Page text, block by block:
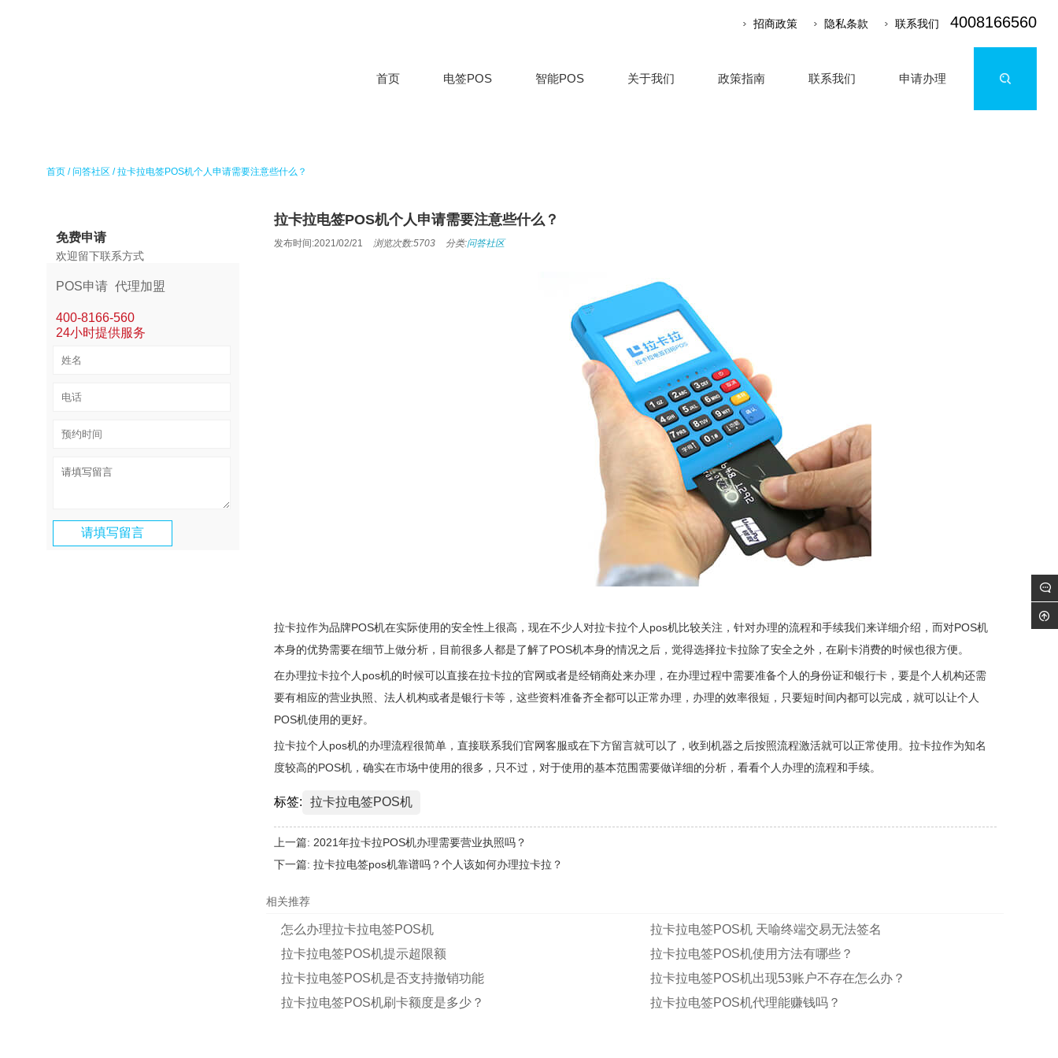
招商政策 隐私条款 联系我们 4008166560
首页 电签POS 智能POS 关于我们 政策指南 联系我们 申请办理
首页 /问答社区 /拉卡拉电签POS机个人申请需要注意些什么？
免费申请
欢迎留下联系方式
POS申请 代理加盟
400-8166-560
24小时提供服务
拉卡拉电签POS机个人申请需要注意些什么？
发布时间:2021/02/21 浏览次数:5703 分类:问答社区
拉卡拉作为品牌POS机在实际使用的安全性上很高，现在不少人对拉卡拉个人pos机比较关注，针对办理的流程和手续我们来详细介绍，而对POS机
本身的优势需要在细节上做分析，目前很多人都是了解了POS机本身的情况之后，觉得选择拉卡拉除了安全之外，在刷卡消费的时候也很方便。
在办理拉卡拉个人pos机的时候可以直接在拉卡拉的官网或者是经销商处来办理，在办理过程中需要准备个人的身份证和银行卡，要是个人机构还需
要有相应的营业执照、法人机构或者是银行卡等，这些资料准备齐全都可以正常办理，办理的效率很短，只要短时间内都可以完成，就可以让个人
POS机使用的更好。
拉卡拉个人pos机的办理流程很简单，直接联系我们官网客服或在下方留言就可以了，收到机器之后按照流程激活就可以正常使用。拉卡拉作为知名
度较高的POS机，确实在市场中使用的很多，只不过，对于使用的基本范围需要做详细的分析，看看个人办理的流程和手续。
标签: 拉卡拉电签POS机
上一篇: 2021年拉卡拉POS机办理需要营业执照吗？
下一篇: 拉卡拉电签pos机靠谱吗？个人该如何办理拉卡拉？
相关推荐
怎么办理拉卡拉电签POS机
拉卡拉电签POS机 天喻终端交易无法签名
拉卡拉电签POS机提示超限额
拉卡拉电签POS机使用方法有哪些？
拉卡拉电签POS机是否支持撤销功能
拉卡拉电签POS机出现53账户不存在怎么办？
拉卡拉电签POS机刷卡额度是多少？
拉卡拉电签POS机代理能赚钱吗？